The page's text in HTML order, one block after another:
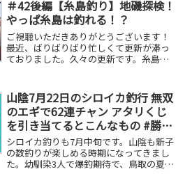
＃42後編【糸島釣り】地磯探検！
やっぱ糸島は釣れる！？
ご視聴いただきありがとうございます！
最近、ばりばりばり忙しくて更新が滞っ
ておりました。久々の更新です。糸島の
山陰7月22日のシロイカ釣行 無双
のエギで62連チャン アタリくじ
を引き当てるとこんなもの #勝運
丸 #海釣り #剣先イカ釣り #シロ
イカ釣り #イカメタル #オモリグ
#fishing
シロイカ釣りも7月中旬です。山陰も新子
の数釣りが楽しめる時期になってきまし
た。幼馴染3人で爆釣期待で、鳥取の夏泊